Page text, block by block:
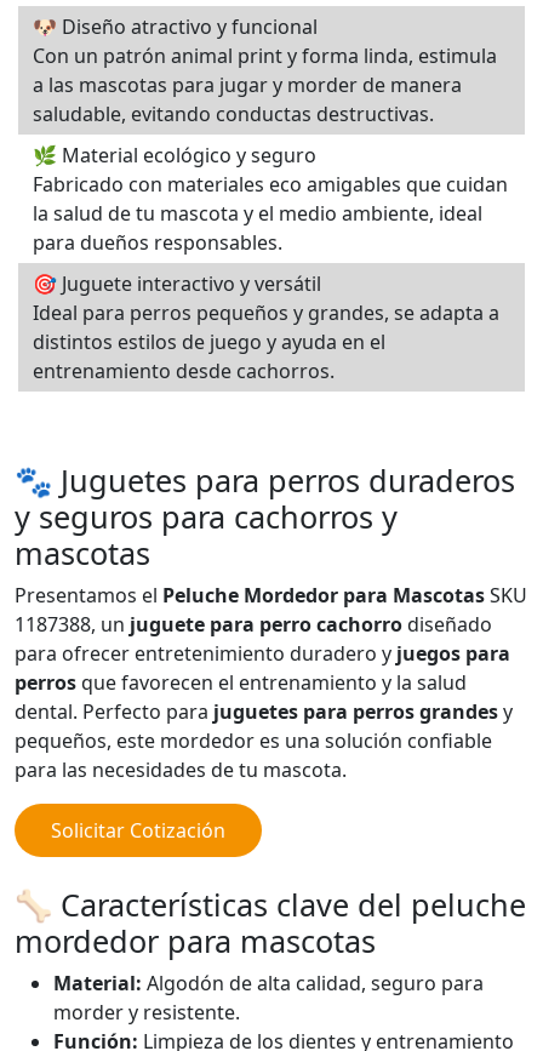
🐶 Diseño atractivo y funcional
Con un patrón animal print y forma linda, estimula
a las mascotas para jugar y morder de manera
saludable, evitando conductas destructivas.
🌿 Material ecológico y seguro
Fabricado con materiales eco amigables que cuidan
la salud de tu mascota y el medio ambiente, ideal
para dueños responsables.
🎯 Juguete interactivo y versátil
Ideal para perros pequeños y grandes, se adapta a
distintos estilos de juego y ayuda en el
entrenamiento desde cachorros.
🐾 Juguetes para perros duraderos
y seguros para cachorros y
mascotas
Presentamos el Peluche Mordedor para MascotasSKU
1187388, un juguete para perro cachorrodiseñado
para ofrecer entretenimiento duradero y juegos para
perrosque favorecen el entrenamiento y la salud
dental. Perfecto para juguetes para perros grandesy
pequeños, este mordedor es una solución confiable
para las necesidades de tu mascota.
Solicitar Cotización
🦴 Características clave del peluche
mordedor para mascotas
Material: Algodón de alta calidad, seguro para
morder y resistente.
Función: Limpieza de los dientes y entrenamiento